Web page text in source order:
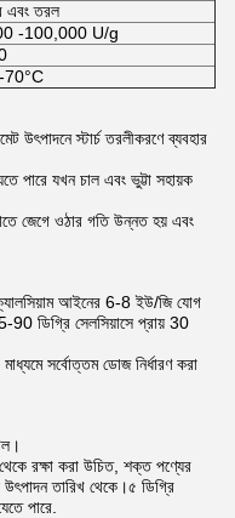
এবং তরল
-100,000 U/g
70°C
উৎপাদনে স্টার্চ তরলীকরণে ব্যবহার
পারে যখন চাল এবং ভুট্টা সহায়ক
জেগে ওঠার গতি উন্নত হয় এবং
ক্যালসিয়াম আইনের 6-8 ইউ/জি যোগ
90 ডিগ্রি সেলসিয়াসে প্রায় 30
সর্বোত্তম ডোজ নির্ধারণ করা
রক্ষা করা উচিত, শক্ত পণ্যের
তারিখ থেকে।৫ ডিগ্রি
পারে.